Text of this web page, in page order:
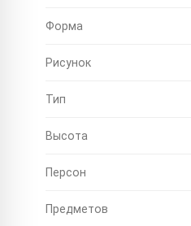
Форма
Рисунок
Тип
Высота
Персон
Предметов